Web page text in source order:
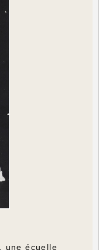
une écuelle